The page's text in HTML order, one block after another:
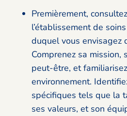
Premièrement,
l’établissement de
duquel vous envisagez
Comprenez sa mission,
peut-être, et
environnement.
spécifiques tels que la
ses valeurs, et son